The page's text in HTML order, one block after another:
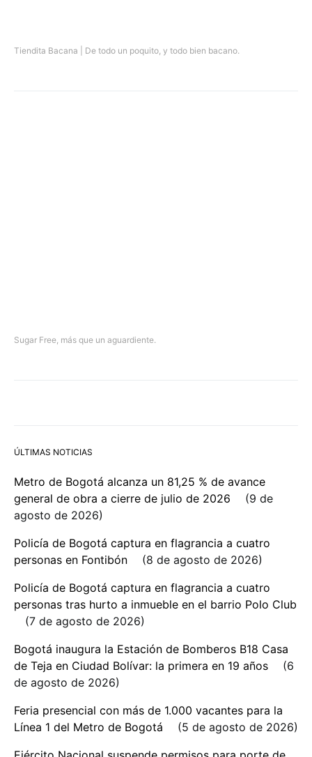
Tiendita Bacana | De todo un poquito, y todo bien bacano.
Sugar Free, más que un aguardiente.
ÚLTIMAS NOTICIAS
Metro de Bogotá alcanza un 81,25 % de avance
general de obra a cierre de julio de 2026
9 de
agosto de 2026
Policía de Bogotá captura en flagrancia a cuatro
personas en Fontibón
8 de agosto de 2026
Policía de Bogotá captura en flagrancia a cuatro
personas tras hurto a inmueble en el barrio Polo Club
7 de agosto de 2026
Bogotá inaugura la Estación de Bomberos B18 Casa
de Teja en Ciudad Bolívar: la primera en 19 años
6
de agosto de 2026
Feria presencial con más de 1.000 vacantes para la
Línea 1 del Metro de Bogotá
5 de agosto de 2026